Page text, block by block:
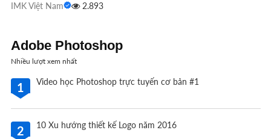
IMK Việt Nam 2.893
Adobe Photoshop
Nhiều lượt xem nhất
1 Video học Photoshop trực tuyến cơ bản #1
2 10 Xu hướng thiết kế Logo năm 2016